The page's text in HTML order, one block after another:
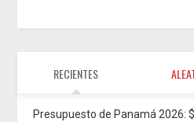
RECIENTES
Presupuesto de Panamá 2026: